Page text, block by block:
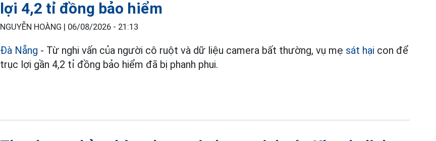
lợi 4,2 tỉ đồng bảo hiểm
NGUYỄN HOÀNG | 06/08/2026 - 21:13
Đà Nẵng - Từ nghi vấn của người cô ruột và dữ liệu camera bất thường, vụ mẹ sát hại con để
trục lợi gần 4,2 tỉ đồng bảo hiểm đã bị phanh phui.